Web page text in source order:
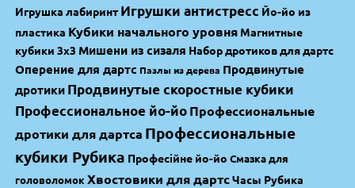
Игрушка лабиринт Игрушки антистресс Йо-йо из
пластика Кубики начального уровня Магнитные
кубики 3х3 Мишени из сизаля Набор дротиков для дартс
Оперение для дартс Пазлы из дерева Продвинутые
дротики Продвинутые скоростные кубики
Профессиональное йо-йоПрофессиональные
дротики для дартса Профессиональные
кубики Рубика Професійне йо-йо Смазка для
головоломокХвостовики для дартсЧасы Рубика